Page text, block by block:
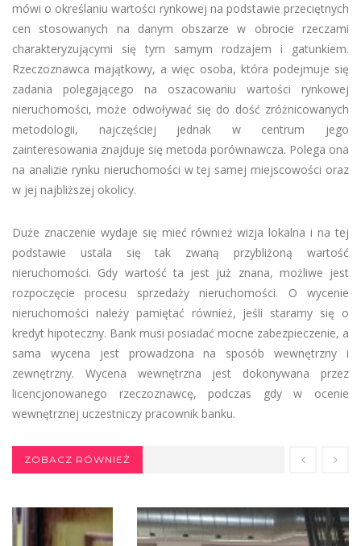
mówi o określaniu wartości rynkowej na podstawie przeciętnych
cen stosowanych na danym obszarze w obrocie rzeczami
charakteryzującymi się tym samym rodzajem i gatunkiem.
Rzeczoznawca majątkowy, a więc osoba, która podejmuje się
zadania polegającego na oszacowaniu wartości rynkowej
nieruchomości, może odwoływać się do dość zróżnicowanych
metodologii, najczęściej jednak w centrum jego
zainteresowania znajduje się metoda porównawcza. Polega ona
na analizie rynku nieruchomości w tej samej miejscowości oraz
w jej najbliższej okolicy.
Duże znaczenie wydaje się mieć również wizja lokalna i na tej
podstawie ustala się tak zwaną przybliżoną wartość
nieruchomości. Gdy wartość ta jest już znana, możliwe jest
rozpoczęcie procesu sprzedaży nieruchomości. O wycenie
nieruchomości należy pamiętać również, jeśli staramy się o
kredyt hipoteczny. Bank musi posiadać mocne zabezpieczenie, a
sama wycena jest prowadzona na sposób wewnętrzny i
zewnętrzny. Wycena wewnętrzna jest dokonywana przez
licencjonowanego rzeczoznawcę, podczas gdy w ocenie
wewnętrznej uczestniczy pracownik banku.
ZOBACZ RÓWNIEŻ